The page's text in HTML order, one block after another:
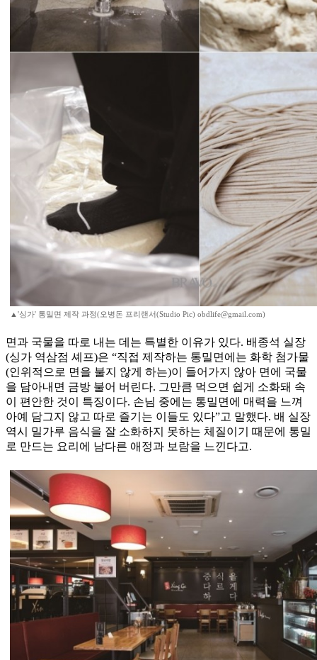
▲'싱가' 통밀면 제작 과정(오병돈 프리랜서(Studio Pic) obdlife@gmail.com)
면과 국물을 따로 내는 데는 특별한 이유가 있다. 배종석 실장
(싱가 역삼점 셰프)은 “직접 제작하는 통밀면에는 화학 첨가물
(인위적으로 면을 불지 않게 하는)이 들어가지 않아 면에 국물
을 담아내면 금방 불어 버린다. 그만큼 먹으면 쉽게 소화돼 속
이 편안한 것이 특징이다. 손님 중에는 통밀면에 매력을 느껴
아예 담그지 않고 따로 즐기는 이들도 있다”고 말했다. 배 실장
역시 밀가루 음식을 잘 소화하지 못하는 체질이기 때문에 통밀
로 만드는 요리에 남다른 애정과 보람을 느낀다고.